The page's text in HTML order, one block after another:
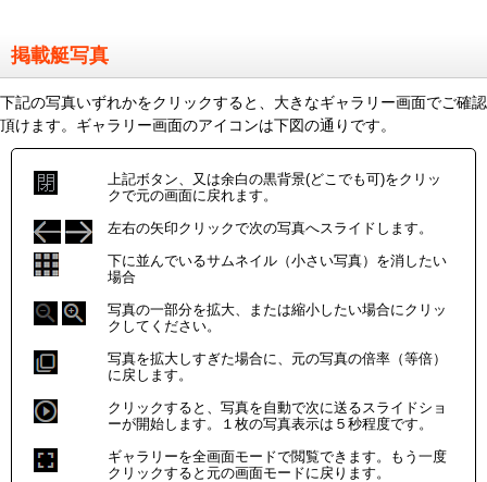
掲載艇写真
下記の写真いずれかをクリックすると、大きなギャラリー画面でご確認
頂けます。ギャラリー画面のアイコンは下図の通りです。
上記ボタン、又は余白の黒背景(どこでも可)をクリッ
クで元の画面に戻れます。
左右の矢印クリックで次の写真へスライドします。
下に並んでいるサムネイル（小さい写真）を消したい
場合
写真の一部分を拡大、または縮小したい場合にクリッ
クしてください。
写真を拡大しすぎた場合に、元の写真の倍率（等倍）
に戻します。
クリックすると、写真を自動で次に送るスライドショ
ーが開始します。１枚の写真表示は５秒程度です。
ギャラリーを全画面モードで閲覧できます。もう一度
クリックすると元の画面モードに戻ります。